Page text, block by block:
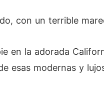
con un terrible
en la adorada
esas modernas y